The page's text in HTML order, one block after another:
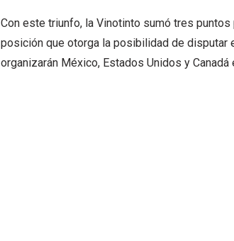
Con este triunfo, la Vinotinto sumó tres
posición que otorga la posibilidad de disputar
organizarán México, Estados Unidos y Canadá